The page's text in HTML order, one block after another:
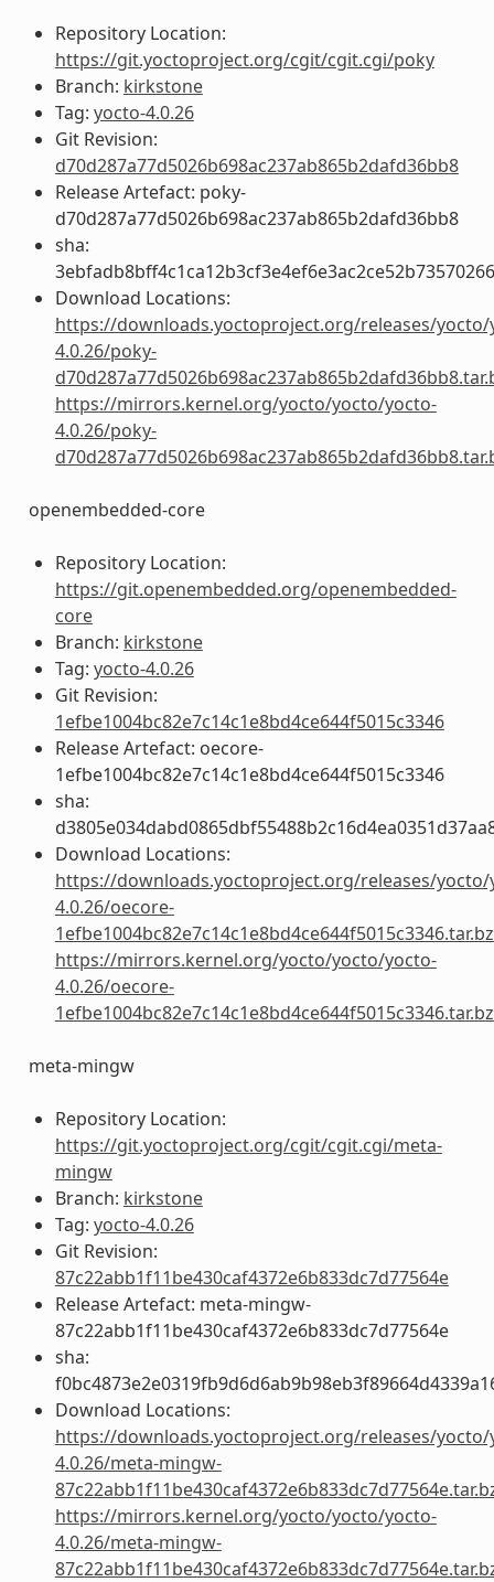
Repository Location:
https://git.yoctoproject.org/cgit/cgit.cgi/poky
Branch: kirkstone
Tag: yocto-4.0.26
Git Revision:
d70d287a77d5026b698ac237ab865b2dafd36bb8
Release Artefact: poky-
d70d287a77d5026b698ac237ab865b2dafd36bb8
sha:
Download Locations:
https://downloads.yoctoproject.org/releases/yocto/
4.0.26/poky-
https://mirrors.kernel.org/yocto/yocto/yocto-
4.0.26/poky-
openembedded-core
Repository Location:
https://git.openembedded.org/openembedded-
core
Branch: kirkstone
Tag: yocto-4.0.26
Git Revision:
1efbe1004bc82e7c14c1e8bd4ce644f5015c3346
Release Artefact: oecore-
1efbe1004bc82e7c14c1e8bd4ce644f5015c3346
sha:
Download Locations:
https://downloads.yoctoproject.org/releases/yocto/
4.0.26/oecore-
https://mirrors.kernel.org/yocto/yocto/yocto-
4.0.26/oecore-
meta-mingw
Repository Location:
https://git.yoctoproject.org/cgit/cgit.cgi/meta-
mingw
Branch: kirkstone
Tag: yocto-4.0.26
Git Revision:
87c22abb1f11be430caf4372e6b833dc7d77564e
Release Artefact: meta-mingw-
87c22abb1f11be430caf4372e6b833dc7d77564e
sha:
Download Locations:
https://downloads.yoctoproject.org/releases/yocto/
4.0.26/meta-mingw-
https://mirrors.kernel.org/yocto/yocto/yocto-
4.0.26/meta-mingw-